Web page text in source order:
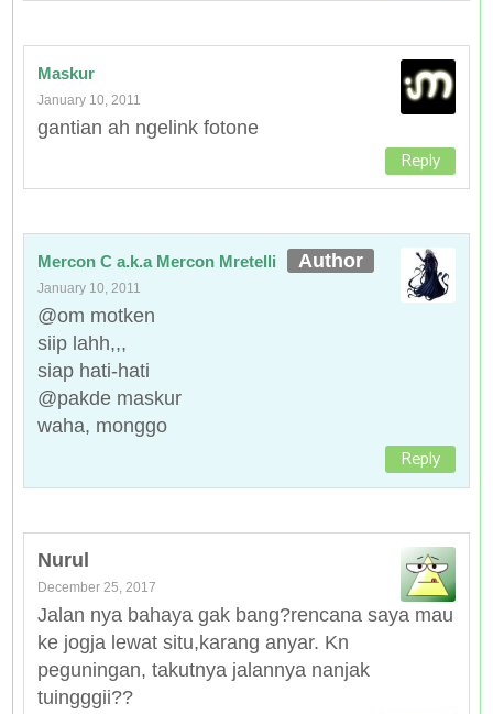
Maskur
January 10, 2011
gantian ah ngelink fotone
Reply
Mercon C a.k.a Mercon Mretelli
January 10, 2011
@om motken
siip lahh,,,
siap hati-hati
@pakde maskur
waha, monggo
Reply
Nurul
December 25, 2017
Jalan nya bahaya gak bang?rencana saya mau
ke jogja lewat situ,karang anyar. Kn
peguningan, takutnya jalannya nanjak
tuingggii??